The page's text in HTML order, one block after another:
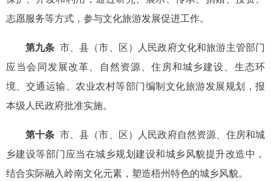
志愿服务等方式，参与文化旅游发展促进工作。
第九条 市、县（市、区）人民政府文化和旅游主管部门
应当会同发展改革、自然资源、住房和城乡建设、生态环
境、交通运输、农业农村等部门编制文化旅游发展规划，报
本级人民政府批准实施。
第十条 市、县（市、区）人民政府自然资源、住房和城
乡建设等部门应当在城乡规划建设和城乡风貌提升改造中，
结合实际融入岭南文化元素，塑造梧州特色的城乡风貌。